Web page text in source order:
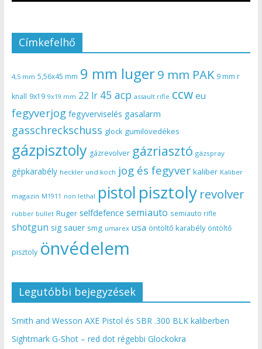
Címkefelhő
4,5 mm 5,56x45 mm 9 mm luger9 mm PAK 9 mm r
knall 9x19 9x19 mm 22 lr 45 acp assault rifle ccw eu
fegyverjog fegyverviselés gasalarm
gasschreckschuss glock gumilövedékes
gázpisztoly gázrevolver gázriasztó gázspray
gépkarabély heckler und koch jog és fegyver kaliber Kaliber
magazin M1911 non lethal pistol pisztoly revolver
rubber bullet Ruger selfdefence semiauto semiauto rifle
shotgun sig sauer smg umarex usa öntöltő karabély öntöltő
pisztoly önvédelem
Legutóbbi bejegyzések
Smith and Wesson AXE Pistol és SBR .300 BLK kaliberben
Sightmark G-Shot – red dot régebbi Glockokra